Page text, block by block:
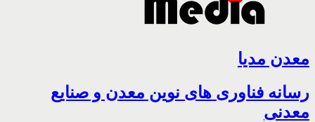
معدن مدیا
رسانه فناوری های نوین معدن و صنایع
معدنی